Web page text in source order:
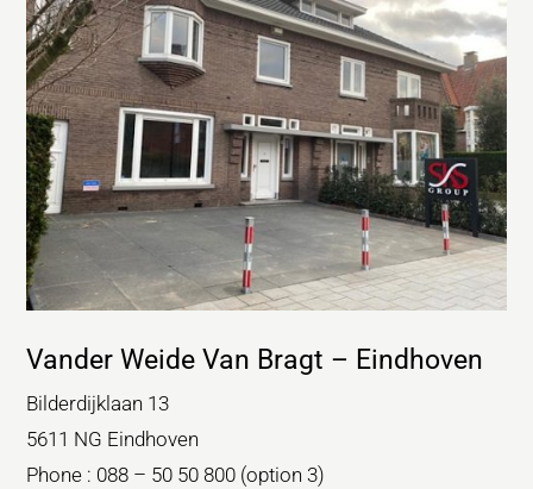
Vander Weide Van Bragt – Eindhoven
Bilderdijklaan 13
5611 NG Eindhoven
Phone : 088 – 50 50 800 (option 3)